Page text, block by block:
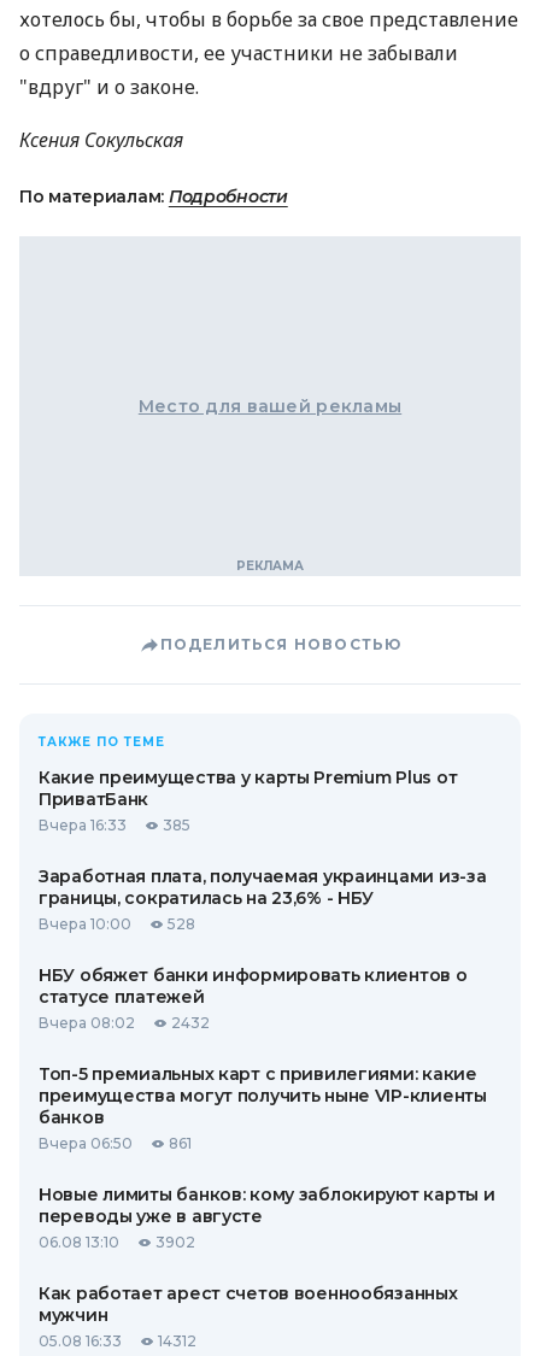
хотелось бы, чтобы в борьбе за свое представление
о справедливости, ее участники не забывали
"вдруг" и о законе.
Ксения Сокульская
По материалам: Подробности
Место для вашей рекламы
ПОДЕЛИТЬСЯ НОВОСТЬЮ
ТАКЖЕ ПО ТЕМЕ
Какие преимущества у карты Premium Plus от
ПриватБанк
Вчера 16:33 385
Заработная плата, получаемая украинцами из-за
границы, сократилась на 23,6% - НБУ
Вчера 10:00 528
НБУ обяжет банки информировать клиентов о
статусе платежей
Вчера 08:02 2432
Топ-5 премиальных карт с привилегиями: какие
преимущества могут получить ныне VIP-клиенты
банков
Вчера 06:50 861
Новые лимиты банков: кому заблокируют карты и
переводы уже в августе
06.08 13:10 3902
Как работает арест счетов военнообязанных
мужчин
05.08 16:33 14312